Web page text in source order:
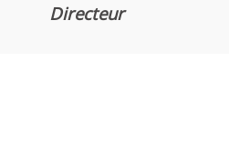
Directeur